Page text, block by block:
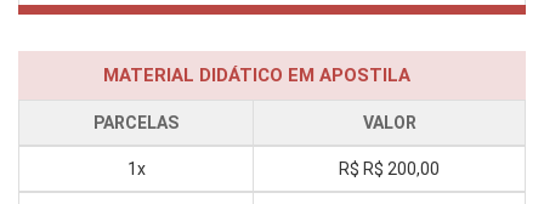
MATERIAL DIDÁTICO EM APOSTILA
PARCELAS VALOR
1x R$ R$ 200,00